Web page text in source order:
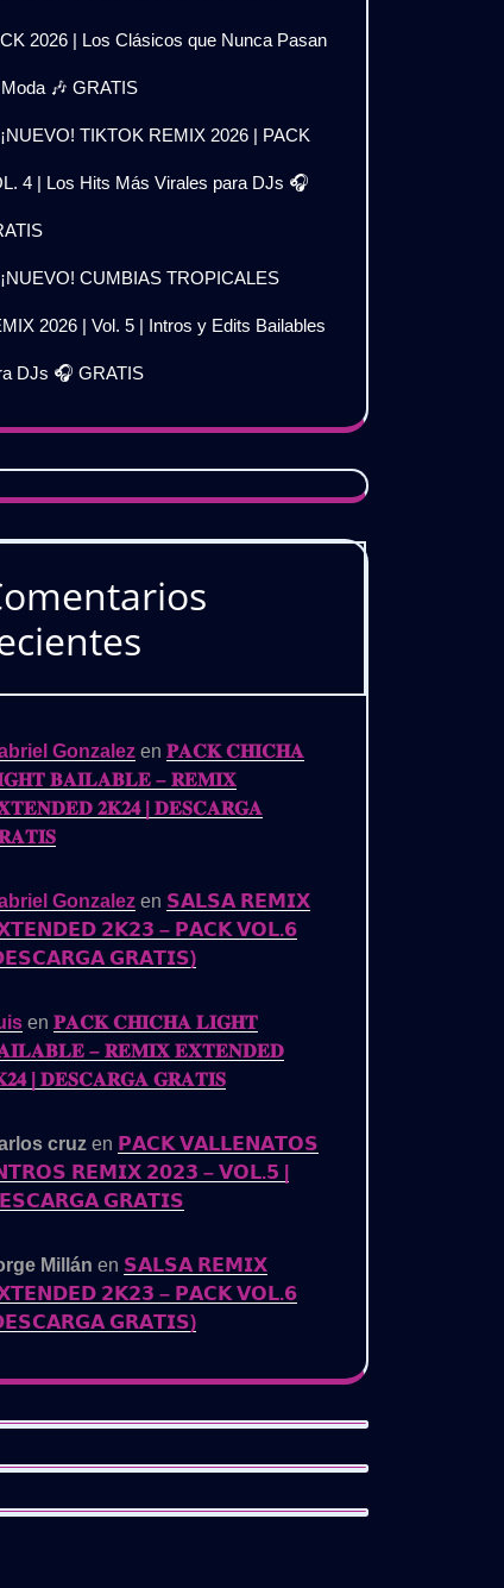
2026 | Los Clásicos que Nunca Pasan
🎶 GRATIS
TIKTOK REMIX 2026 | PACK
4 | Los Hits Más Virales para DJs 🎧
CUMBIAS TROPICALES
2026 | Vol. 5 | Intros y Edits Bailables
DJs 🎧 GRATIS
Gonzalez en 𝐏𝐀𝐂𝐊 𝐂𝐇𝐈𝐂𝐇𝐀
𝐁𝐀𝐈𝐋𝐀𝐁𝐋𝐄 – 𝐑𝐄𝐌𝐈𝐗
𝟐𝐊𝟐𝟒 | 𝐃𝐄𝐒𝐂𝐀𝐑𝐆𝐀
Gonzalez en 𝗦𝗔𝗟𝗦𝗔 𝗥𝗘𝗠𝗜𝗫
𝟮𝗞𝟮𝟯 – 𝗣𝗔𝗖𝗞 𝗩𝗢𝗟.𝟲
𝗚𝗥𝗔𝗧𝗜𝗦)
en 𝐏𝐀𝐂𝐊 𝐂𝐇𝐈𝐂𝐇𝐀 𝐋𝐈𝐆𝐇𝐓
– 𝐑𝐄𝐌𝐈𝐗 𝐄𝐗𝐓𝐄𝐍𝐃𝐄𝐃
| 𝐃𝐄𝐒𝐂𝐀𝐑𝐆𝐀 𝐆𝐑𝐀𝐓𝐈𝐒
cruz en 𝗣𝗔𝗖𝗞 𝗩𝗔𝗟𝗟𝗘𝗡𝗔𝗧𝗢𝗦
𝗥𝗘𝗠𝗜𝗫 𝟮𝟬𝟮𝟯 – 𝗩𝗢𝗟.𝟱 |
𝗚𝗥𝗔𝗧𝗜𝗦
Millán en 𝗦𝗔𝗟𝗦𝗔 𝗥𝗘𝗠𝗜𝗫
𝟮𝗞𝟮𝟯 – 𝗣𝗔𝗖𝗞 𝗩𝗢𝗟.𝟲
𝗚𝗥𝗔𝗧𝗜𝗦)